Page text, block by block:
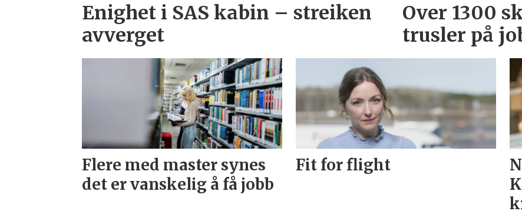
Enighet i SAS kabin – streiken
avverget
Over 1300
trusler på
Flere med master synes
det er vanskelig å få jobb
Fit for flight